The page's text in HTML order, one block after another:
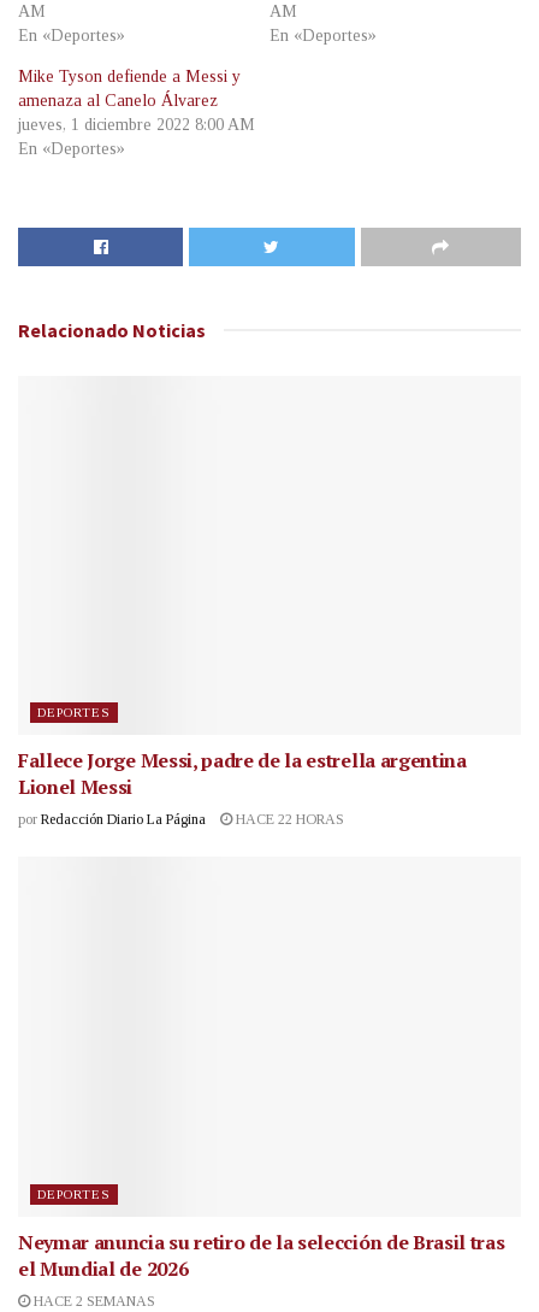
AM
En «Deportes»
AM
En «Deportes»
Mike Tyson defiende a Messi y
amenaza al Canelo Álvarez
jueves, 1 diciembre 2022 8:00 AM
En «Deportes»
Relacionado Noticias
DEPORTES
Fallece Jorge Messi, padre de la estrella argentina
Lionel Messi
por Redacción Diario La Página HACE 22 HORAS
DEPORTES
Neymar anuncia su retiro de la selección de Brasil tras
el Mundial de 2026
HACE 2 SEMANAS